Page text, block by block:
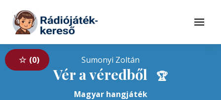
Tovább a tartalomhoz
Menü
0 Sumonyi Zoltán
Vér a véredből 🏆
Magyar hangjáték